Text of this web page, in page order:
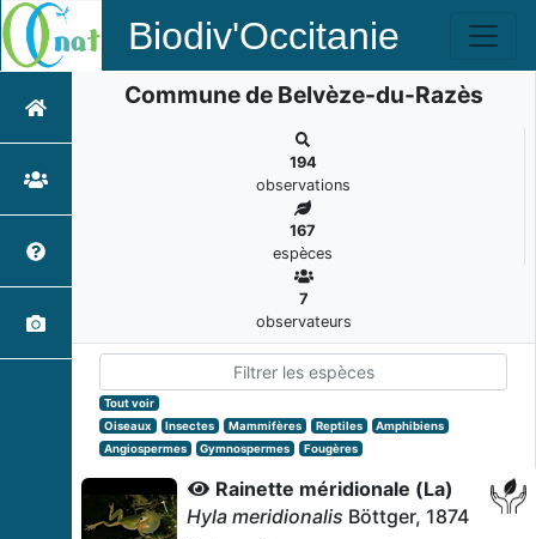
Biodiv'Occitanie
Commune de Belvèze-du-Razès
194
observations
167
espèces
7
observateurs
Tout voir
Oiseaux
Insectes Mammifères Reptiles
Amphibiens
Angiospermes
Gymnospermes Fougères
Rainette méridionale (La)
Hyla meridionalis Böttger, 1874